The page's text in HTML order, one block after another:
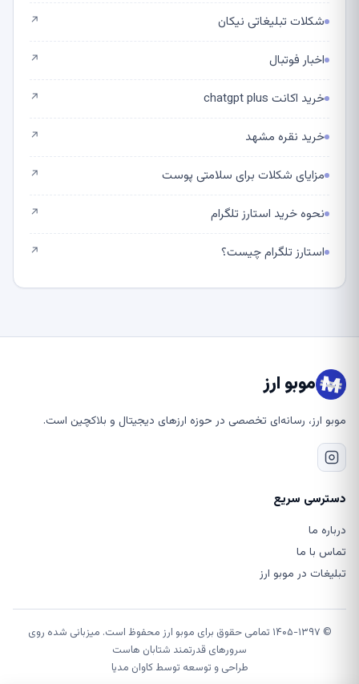
شکلات تبلیغاتی نیکان ↗
اخبار فوتبال ↗
خرید اکانت chatgpt plus ↗
خرید نقره مشهد ↗
مزایای شکلات برای سلامتی پوست ↗
نحوه خرید استارز تلگرام ↗
استارز تلگرام چیست؟ ↗
موبو ارز
موبو ارز، رسانه‌ای تخصصی در حوزه ارزهای دیجیتال و بلاکچین است.
دسترسی سریع
درباره ما
تماس با ما
تبلیغات در موبو ارز
© ۱۴۰۵-۱۳۹۷ تمامی حقوق برای موبو ارز محفوظ است. میزبانی شده روی
سرورهای قدرتمند شتابان هاست
طراحی و توسعه توسطکاوان مدیا